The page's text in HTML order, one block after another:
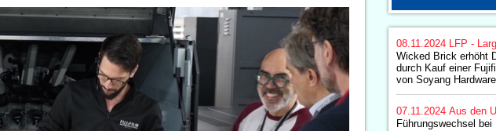
08.11.2024
LFP -
Wicked Brick erhöht
durch Kauf einer
von Soyang Hardware
07.11.2024 Aus den
Führungswechsel